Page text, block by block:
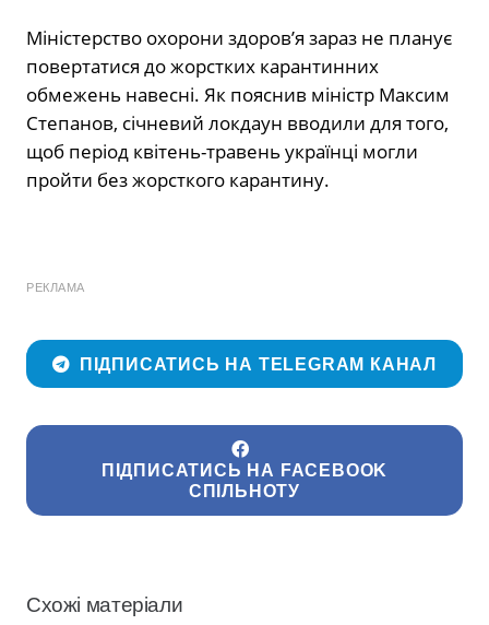
Міністерство охорони здоров’я зараз не планує
повертатися до жорстких карантинних
обмежень навесні. Як пояснив міністр Максим
Степанов, січневий локдаун вводили для того,
щоб період квітень-травень українці могли
пройти без жорсткого карантину.
РЕКЛАМА
ПІДПИСАТИСЬ НА TELEGRAM КАНАЛ
ПІДПИСАТИСЬ НА FACEBOOK
СПІЛЬНОТУ
Схожі матеріали